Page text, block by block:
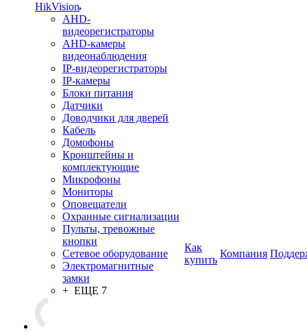
HikVision
AHD-
видеорегистраторы
AHD-камеры
видеонаблюдения
IP-видеорегистраторы
IP-камеры
Блоки питания
Датчики
Доводчики для дверей
Кабель
Домофоны
Кронштейны и
комплектующие
Микрофоны
Мониторы
Оповещатели
Охранные сигнализации
Пульты, тревожные
кнопки
Сетевое оборудование
Электромагнитные
замки
+ ЕЩЕ 7
Как
купить
Компания